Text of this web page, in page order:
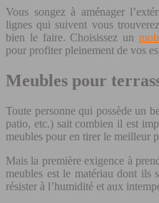
Vous songez à aménager
lignes qui suivent vous
bien le faire. Choisissez un
pour profiter pleinement de vos
Meubles pour
Toute personne qui possède un
patio, etc.) sait combien il est
meubles pour en tirer le meilleur
Mais la première exigence à
meubles est le matériau dont
résister à l’humidité et aux